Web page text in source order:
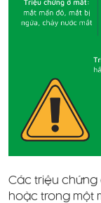
Các triệu chứng
hoặc trong một